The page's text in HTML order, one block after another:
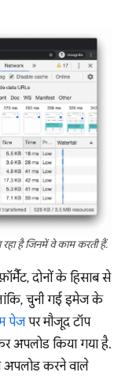
रहा है जिनमें वे काम करती हैं.
दोनों के हिसाब से
चुनी गई इमेज के
पेजपर मौजूद टॉप
अपलोड किया गया है.
अपलोड करने वाले